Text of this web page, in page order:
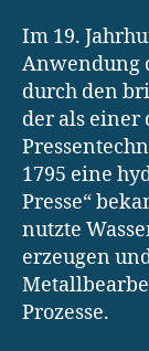
Im 19.
Anwendung
durch den
der als einer
1795 eine
Presse“
nutzte
erzeugen
Prozesse.